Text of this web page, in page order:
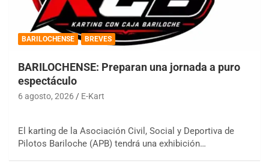
BARILOCHENSE BREVES
BARILOCHENSE: Preparan una jornada a puro
espectáculo
6 agosto, 2026 E-Kart
El karting de la Asociación Civil, Social y Deportiva de
Pilotos Bariloche (APB) tendrá una exhibición…